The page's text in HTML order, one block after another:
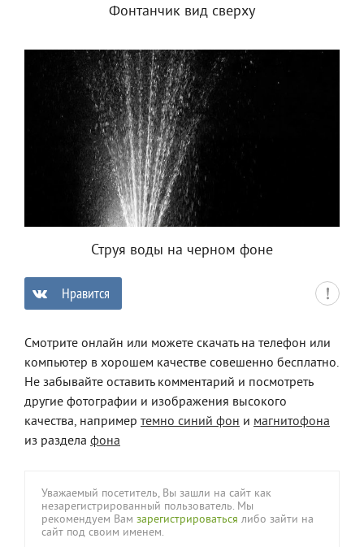
Фонтанчик вид сверху
Струя воды на черном фоне
Нравится
Смотрите онлайн или можете скачать на телефон или
компьютер в хорошем качестве совешенно бесплатно.
Не забывайте оставить комментарий и посмотреть
другие фотографии и изображения высокого
качества, например темно синий фон и магнитофона
из раздела фона
Уважаемый посетитель, Вы зашли на сайт как
незарегистрированный пользователь. Мы
рекомендуем Вам зарегистрироваться либо зайти на
сайт под своим именем.